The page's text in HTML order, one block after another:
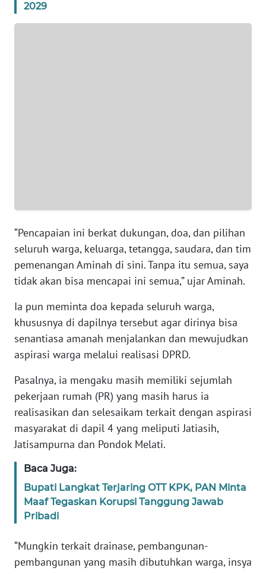
2029
“Pencapaian ini berkat dukungan, doa, dan pilihan
seluruh warga, keluarga, tetangga, saudara, dan tim
pemenangan Aminah di sini. Tanpa itu semua, saya
tidak akan bisa mencapai ini semua,” ujar Aminah.
Ia pun meminta doa kepada seluruh warga,
khususnya di dapilnya tersebut agar dirinya bisa
senantiasa amanah menjalankan dan mewujudkan
aspirasi warga melalui realisasi DPRD.
Pasalnya, ia mengaku masih memiliki sejumlah
pekerjaan rumah (PR) yang masih harus ia
realisasikan dan selesaikam terkait dengan aspirasi
masyarakat di dapil 4 yang meliputi Jatiasih,
Jatisampurna dan Pondok Melati.
Baca Juga:
Bupati Langkat Terjaring OTT KPK, PAN Minta
Maaf Tegaskan Korupsi Tanggung Jawab
Pribadi
“Mungkin terkait drainase, pembangunan-
pembangunan yang masih dibutuhkan warga, insya
WN
PAPUA
PAPUA
BARAT
RIAU
WN
SERAMBI
WN
JAMBI
WN
SULTRA
WN
NTB
WN
WN